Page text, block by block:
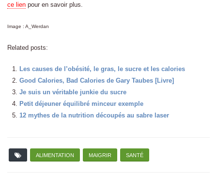
ce lien pour en savoir plus.
Image : A_Werdan
Related posts:
Les causes de l’obésité, le gras, le sucre et les calories
Good Calories, Bad Calories de Gary Taubes [Livre]
Je suis un véritable junkie du sucre
Petit déjeuner équilibré minceur exemple
12 mythes de la nutrition découpés au sabre laser
ALIMENTATION MAIGRIR SANTÉ